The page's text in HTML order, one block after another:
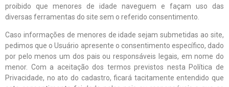
proibido que menores de idade naveguem e façam uso das
diversas ferramentas do site sem o referido consentimento.
Caso informações de menores de idade sejam submetidas ao site,
pedimos que o Usuário apresente o consentimento específico, dado
por pelo menos um dos pais ou responsáveis legais, em nome do
menor. Com a aceitação dos termos previstos nesta Política de
Privacidade, no ato do cadastro, ficará tacitamente entendido que